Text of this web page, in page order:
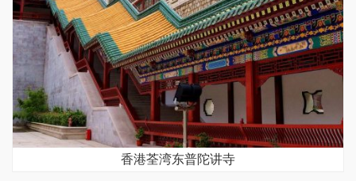
香港荃湾东普陀讲寺